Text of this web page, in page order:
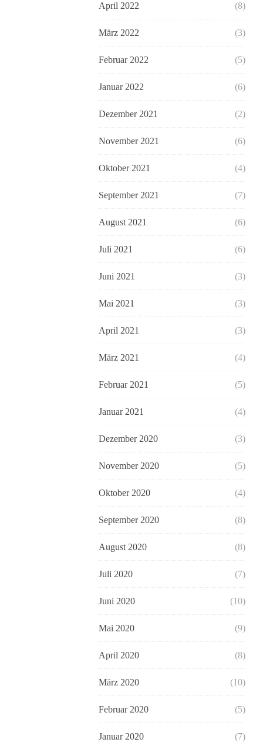
April 2022 (8)
März 2022 (3)
Februar 2022 (5)
Januar 2022 (6)
Dezember 2021 (2)
November 2021 (6)
Oktober 2021 (4)
September 2021 (7)
August 2021 (6)
Juli 2021 (6)
Juni 2021 (3)
Mai 2021 (3)
April 2021 (3)
März 2021 (4)
Februar 2021 (5)
Januar 2021 (4)
Dezember 2020 (3)
November 2020 (5)
Oktober 2020 (4)
September 2020 (8)
August 2020 (8)
Juli 2020 (7)
Juni 2020 (10)
Mai 2020 (9)
April 2020 (8)
März 2020 (10)
Februar 2020 (5)
Januar 2020 (7)